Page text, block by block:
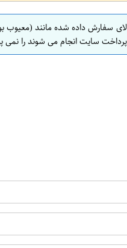
سفارش داده شده مانند (معیوب
سایت انجام می شوند را نمی